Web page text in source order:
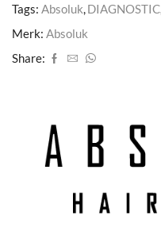
Tags: Absoluk DIAGNOSTIC
Merk: Absoluk
Share: